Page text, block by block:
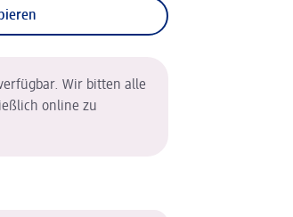
Wir bitten alle
online zu